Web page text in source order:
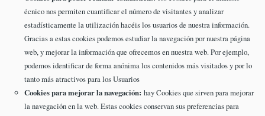
écnico nos permiten cuantificar el número de visitantes y analizar
estadísticamente la utilización hacéis los usuarios de nuestra información.
Gracias a estas cookies podemos estudiar la navegación por nuestra página
web, y mejorar la información que ofrecemos en nuestra web. Por ejemplo,
podemos identificar de forma anónima los contenidos más visitados y por lo
tanto más atractivos para los Usuarios
Cookies para mejorar la navegación: hay Cookies que sirven para mejorar
la navegación en la web. Estas cookies conservan sus preferencias para